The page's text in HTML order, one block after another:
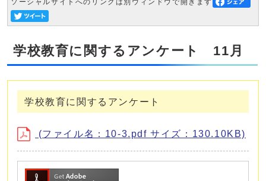
ソーシャルサイトへのリンクは別ウィンドウで開きます
学校教育に関するアンケート 11月
学校教育に関するアンケート
(ファイル名：10-3.pdf サイズ：130.10KB)